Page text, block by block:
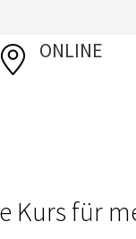
ONLINE
Kurs für